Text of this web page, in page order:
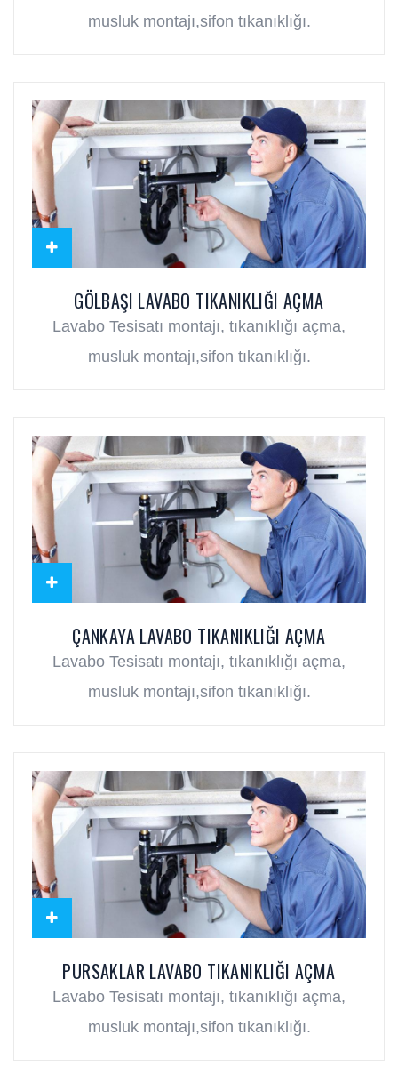
musluk montajı,sifon tıkanıklığı.
GÖLBAŞI LAVABO TIKANIKLIĞI AÇMA
Lavabo Tesisatı montajı, tıkanıklığı açma,
musluk montajı,sifon tıkanıklığı.
ÇANKAYA LAVABO TIKANIKLIĞI AÇMA
Lavabo Tesisatı montajı, tıkanıklığı açma,
musluk montajı,sifon tıkanıklığı.
PURSAKLAR LAVABO TIKANIKLIĞI AÇMA
Lavabo Tesisatı montajı, tıkanıklığı açma,
musluk montajı,sifon tıkanıklığı.